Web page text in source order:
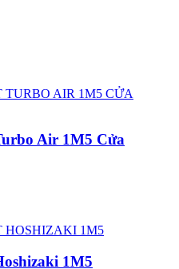
Air 1M5 Cửa
1M5